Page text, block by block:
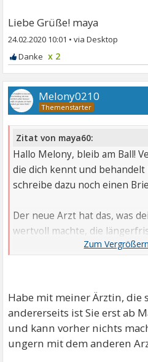
Liebe Grüße! maya
24.02.2020 10:01 •
x 2
Melony0210
Zitat von maya60:
Hallo Melony, bleib am Ball!
die dich kennt und
schreibe dazu noch einen
Der neue Arzt hat das, was
wertvoll machte, die
Diagnostik, ins Gegenteil
Deine Medikamente einfach
schreiben, dass du jetzt
Schreibe diese ganzen
Habe mit meiner Ärztin, die
andererseits ist Sie erst ab
und kann vorher nichts
ungern mit dem anderen